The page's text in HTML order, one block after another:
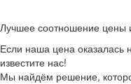
Лучшее соотношение цены
Если наша цена оказалась
известите нас!
Мы найдём решение,